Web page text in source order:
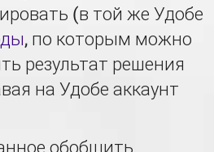
(в той же Удобе
, по которым можно
результат решения
на Удобе аккаунт
обобщить